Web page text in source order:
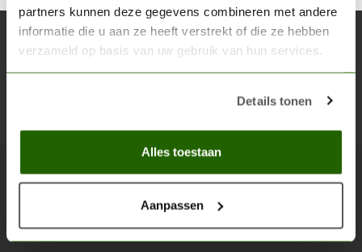
partners kunnen deze gegevens combineren met andere
informatie die u aan ze heeft verstrekt of die ze hebben
verzameld op basis van uw gebruik van hun services.
Details tonen
Alles toestaan
Aanpassen
Abonneer je op onze nieuwsbrief
Scenery Workshop BV